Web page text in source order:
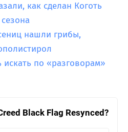
как сделан Коготь
нашли грибы,
по «разговорам»
Black Flag Resynced?